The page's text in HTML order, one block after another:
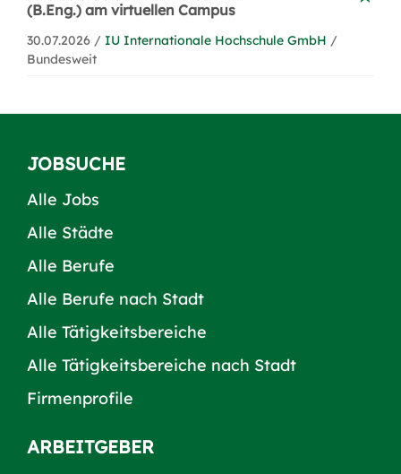
(B.Eng.) am virtuellen Campus
30.07.2026 / IU Internationale Hochschule GmbH /
Bundesweit
JOBSUCHE
Alle Jobs
Alle Städte
Alle Berufe
Alle Berufe nach Stadt
Alle Tätigkeitsbereiche
Alle Tätigkeitsbereiche nach Stadt
Firmenprofile
ARBEITGEBER